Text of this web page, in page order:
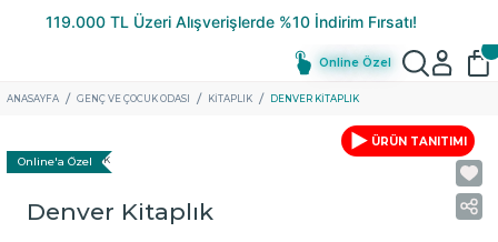
Online Özel
ANASAYFA GENÇ VE ÇOCUK ODASI KITAPLIK DENVER KITAPLIK
ÜRÜN TANITIMI
Online'a Özel
Denver Kitaplık